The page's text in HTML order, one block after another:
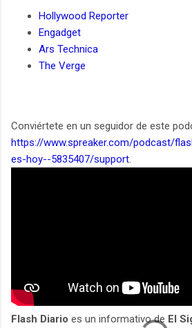
Hollywood Reporter
Engadget
Ars Technica
The Verge
Conviértete en un seguidor de este
https://www.spreaker.com/podcast/
es-hoy--5835407/support.
Flash Diario es un informativo de El